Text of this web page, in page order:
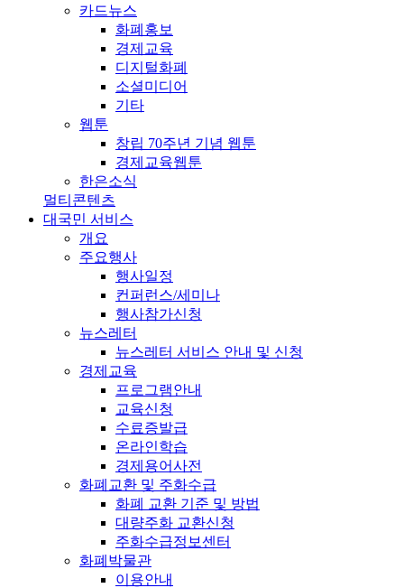
카드뉴스
화폐홍보
경제교육
디지털화폐
소셜미디어
기타
웹툰
창립 70주년 기념 웹툰
경제교육웹툰
한은소식
멀티콘텐츠
대국민 서비스
개요
주요행사
행사일정
컨퍼런스/세미나
행사참가신청
뉴스레터
뉴스레터 서비스 안내 및 신청
경제교육
프로그램안내
교육신청
수료증발급
온라인학습
경제용어사전
화폐교환 및 주화수급
화폐 교환 기준 및 방법
대량주화 교환신청
주화수급정보센터
화폐박물관
이용안내